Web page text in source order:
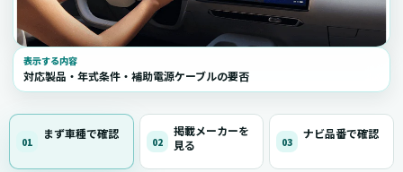
表示する内容
対応製品・年式条件・補助電源ケーブルの要否
01
まず車種で確認
02
掲載メーカーを
見る
03
ナビ品番で確認